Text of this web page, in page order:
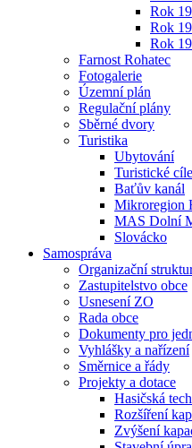
Rok
Rok
Rok
Farnost Rohatec
Fotogalerie
Územní plán
Regulační plány
Sběrné dvory
Turistika
Ubytování
Turistické cíle
Baťův kanál
Mikroregion
MAS Dolní
Slovácko
Samospráva
Organizační
Zastupitelstvo obce
Usnesení ZO
Rada obce
Dokumenty pro
Vyhlášky a nařízení
Směrnice a řády
Projekty a dotace
Hasičská
Rozšíření
Zvýšení